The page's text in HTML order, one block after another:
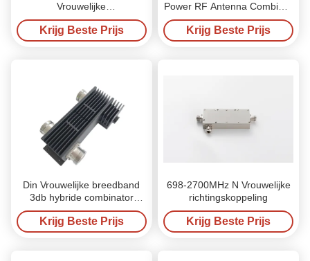
Vrouwelijke
richtingskoppeling
Krijg Beste Prijs
Power RF Antenna Combiner
N Vrouwelijk
Krijg Beste Prijs
Din Vrouwelijke breedband
3db hybride combinator
koppelaar 50 Ohm
Krijg Beste Prijs
698-2700MHz N Vrouwelijke
richtingskoppeling
Krijg Beste Prijs